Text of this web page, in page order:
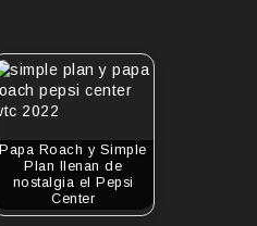
Papa Roach y Simple
Plan llenan de
nostalgia el Pepsi
Center